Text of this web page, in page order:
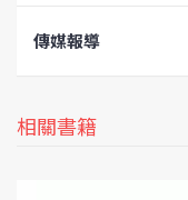
傳媒報導
相關書籍